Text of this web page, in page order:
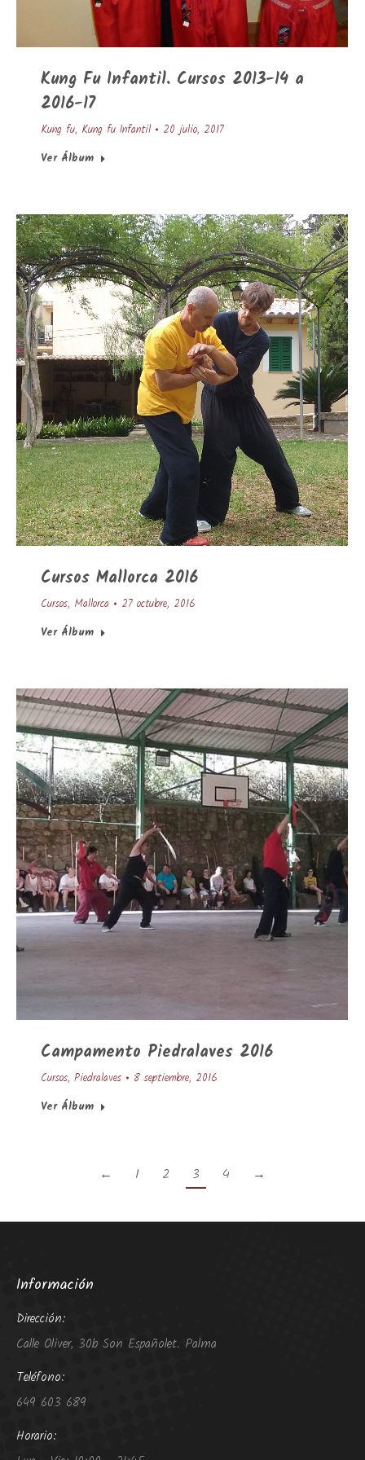
Kung Fu Infantil. Cursos 2013-14 a
2016-17
Kung fu, Kung fu Infantil
20 julio, 2017
Ver Álbum
Cursos Mallorca 2016
Cursos, Mallorca
27 octubre, 2016
Ver Álbum
Campamento Piedralaves 2016
Cursos, Piedralaves
8 septiembre, 2016
Ver Álbum
← 1 2 3 4 →
Información
Dirección:
Calle Oliver, 30b Son Españolet. Palma
Teléfono:
649 603 689
Horario: